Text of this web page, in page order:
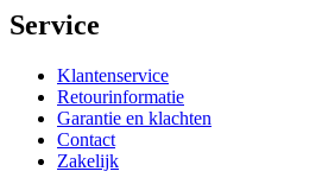
Service
Klantenservice
Retourinformatie
Garantie en klachten
Contact
Zakelijk